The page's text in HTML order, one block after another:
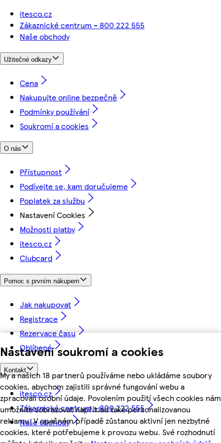
Nastavení soukromí a cookies
My a našich 18 partnerů používáme nebo ukládáme soubory
cookies, abychom zajistili správné fungování webu a
zpracovali osobní údaje. Povolením použití všech cookies nám
umožníte zobrazovat například také personalizovanou
reklamu. V opačném případě zůstanou aktivní jen nezbytné
cookies, které potřebujeme k provozu webu. Své rozhodnutí
itesco.cz
Zákaznické centrum - 800 222 555
Naše obchody
Užitečné odkazy
Cena
Nakupujte online bezpečně
Podmínky používání
Soukromí a cookies
O nás
Přístupnost
Podívejte se, kam doručujeme
Poplatek za službu
Nastavení Cookies
Možnosti platby
itesco.cz
Clubcard
Pomoc s prvním nákupem
Jak nakupovat
Registrace
Rezervace času
Oblíbené
Kontakt
itesco.cz
Zákaznické centrum - 800 222 555
Naše obchody